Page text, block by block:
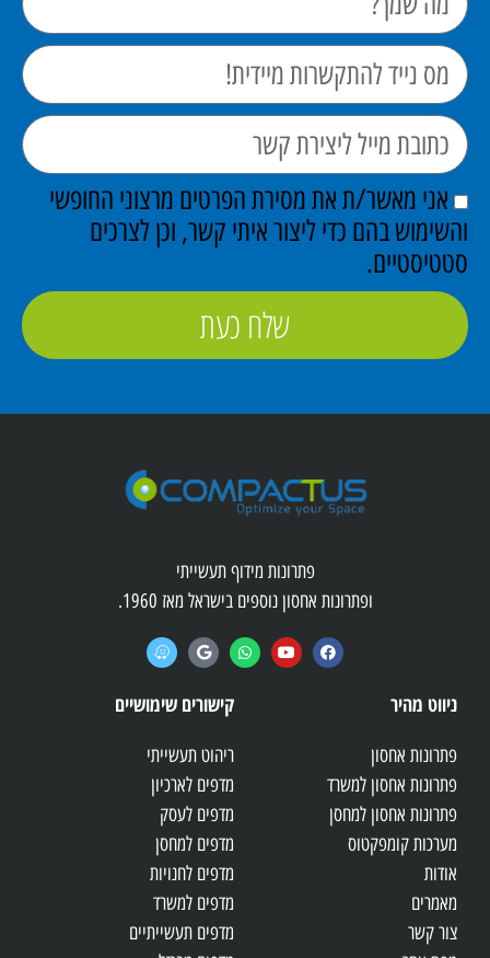
אני מאשר/ת את מסירת הפרטים מרצוני החופשי
והשימוש בהם כדי ליצור איתי קשר, וכן לצרכים
סטטיסטיים.
שלח כעת
פתרונות מידוף תעשייתי
ופתרונות אחסון נוספים בישראל מאז 1960.
ניווט מהיר
פתרונות אחסון
פתרונות אחסון למשרד
פתרונות אחסון למחסן
מערכות קומפקטוס
אודות
מאמרים
צור קשר
קישורים שימושיים
ריהוט תעשייתי
מדפים לארכיון
מדפים לעסק
מדפים למחסן
מדפים לחנויות
מדפים למשרד
מדפים תעשייתיים